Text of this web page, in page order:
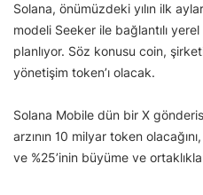
Solana, önümüzdeki yılın ilk
modeli Seeker ile bağlantılı
planlıyor. Söz konusu coin,
yönetişim token’ı olacak.
Solana Mobile dün bir X
arzının 10 milyar token
ve %25’inin büyüme ve